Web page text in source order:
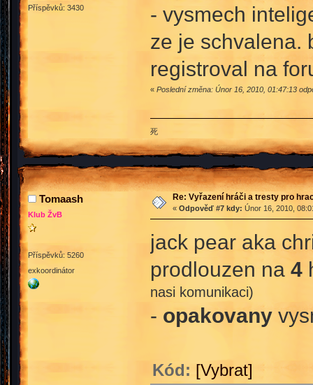
Příspěvků: 3430
- vysmech
ze je schvalena.
registroval na
« Poslední změna: Únor 16, 2010, 01:47:13
死
Tomaash
Klub ŽvB
Příspěvků: 5260
exkoordinátor
Re: Vyřazení hráči a tresty pro
« Odpověď #7 kdy: Únor 16, 2010,
jack pear aka
prodlouzen na 4
nasi komunikaci)
- opakovany
Kód: [Vybrat]